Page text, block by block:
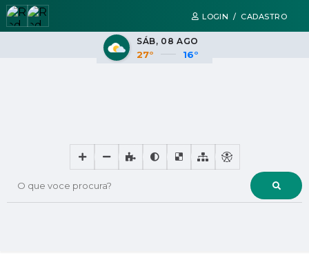
LOGIN / CADASTRO
O que voce procura?
SÁB 08 AGO
27° 16°